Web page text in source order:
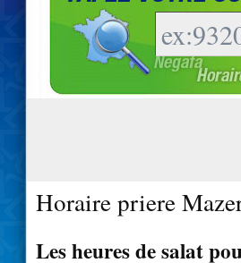
Horaire priere
Les heures de salat